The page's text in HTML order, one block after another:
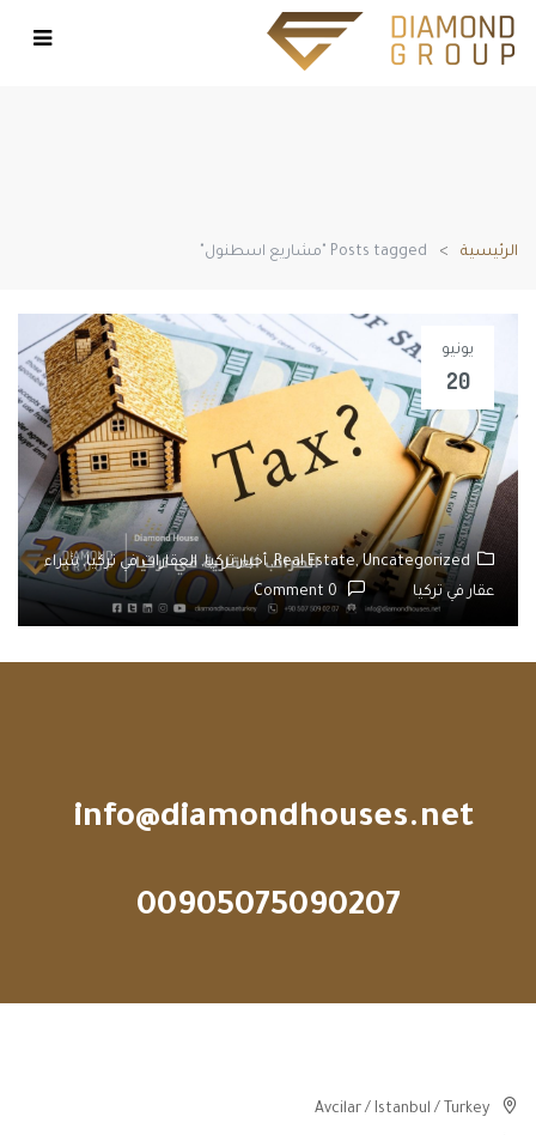
الرئيسية Posts tagged "مشاريع اسطنول"
يونيو
20
Real Estate,Uncategorized, أخبار تركيا, العقارات في تركيا,شراء
عقار في تركيا
info@diamondhouses.net
00905075090207
Avcilar / Istanbul / Turkey